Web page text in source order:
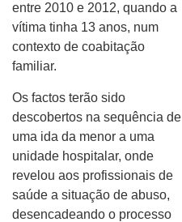
entre 2010 e 2012, quando a
vítima tinha 13 anos, num
contexto de coabitação
familiar.
Os factos terão sido
descobertos na sequência de
uma ida da menor a uma
unidade hospitalar, onde
revelou aos profissionais de
saúde a situação de abuso,
desencadeando o processo